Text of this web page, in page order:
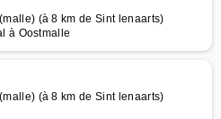
(à 8 km de Sint lenaarts)
à Oostmalle
(à 8 km de Sint lenaarts)